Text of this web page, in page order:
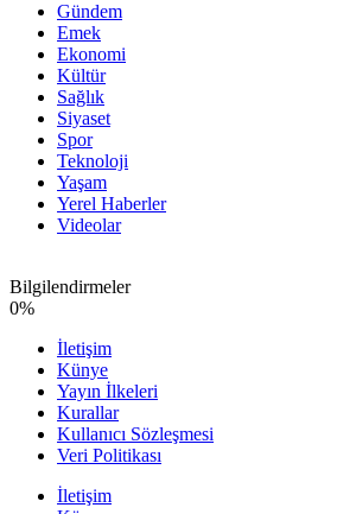
Gündem
Emek
Ekonomi
Kültür
Sağlık
Siyaset
Spor
Teknoloji
Yaşam
Yerel Haberler
Videolar
Bilgilendirmeler
0%
İletişim
Künye
Yayın İlkeleri
Kurallar
Kullanıcı Sözleşmesi
Veri Politikası
İletişim